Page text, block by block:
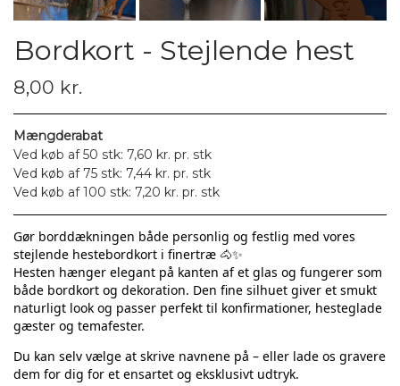
Bordkort - Stejlende hest
8,00 kr.
Mængderabat
Ved køb af 50 stk: 7,60 kr. pr. stk
Ved køb af 75 stk: 7,44 kr. pr. stk
Ved køb af 100 stk: 7,20 kr. pr. stk
Gør borddækningen både personlig og festlig med vores
stejlende hestebordkort i finertræ 🐴✨
Hesten hænger elegant på kanten af et glas og fungerer som
både bordkort og dekoration. Den fine silhuet giver et smukt
naturligt look og passer perfekt til konfirmationer, hesteglade
gæster og temafester.
Du kan selv vælge at skrive navnene på – eller lade os gravere
dem for dig for et ensartet og eksklusivt udtryk.